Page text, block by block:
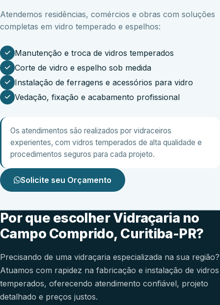
Atendemos residências, comércios e obras com soluções
completas em vidro temperado e espelhos:
Manutenção e troca de vidros temperados
Corte de vidro e espelho sob medida
Instalação de ferragens e acessórios para vidro
Vedação, fixação e acabamento profissional
Os atendimentos são realizados por vidraceiros
experientes, com vidros temperados de alta qualidade e
procedimentos seguros para cada projeto.
Solicite seu Orçamento
Por que escolher Vidraçaria no
Campo Comprido, Curitiba-PR?
Precisando de uma vidraçaria especializada na sua região?
Atuamos com rapidez na fabricação e instalação de vidros
temperados, oferecendo atendimento confiável, projeto
detalhado e preços justos.